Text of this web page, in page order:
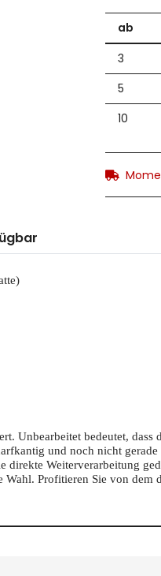
ab
3
5
10
Unbearbeitet bedeutet,
und noch nicht
Weiterverarbeitung
Profitieren Sie von dem